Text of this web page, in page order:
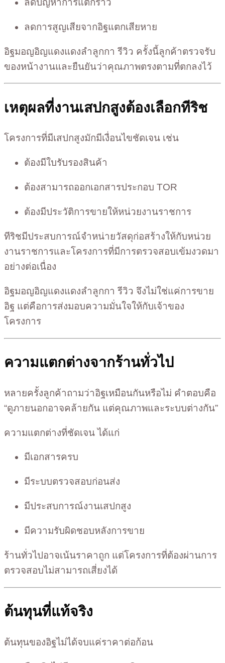
ลดปัญหาการแตกร้าว
ลดการสูญเสียจากอิฐแตกเสียหาย
อิฐมอญอิญแดงแดงลำลูกกา รีวิว ครั้งนี้ลูกค้าตรวจรับ
ของหน้างานและยืนยันว่าคุณภาพตรงตามที่ตกลงไว้
เหตุผลที่งานเสปกสูงต้องเลือกทีริช
โครงการที่มีเสปกสูงมักมีเงื่อนไขชัดเจน เช่น
ต้องมีใบรับรองสินค้า
ต้องสามารถออกเอกสารประกอบ TOR
ต้องมีประวัติการขายให้หน่วยงานราชการ
ทีริชมีประสบการณ์จำหน่ายวัสดุก่อสร้างให้กับหน่วย
งานราชการและโครงการที่มีการตรวจสอบเข้มงวดมา
อย่างต่อเนื่อง
อิฐมอญอิญแดงแดงลำลูกกา รีวิว จึงไม่ใช่แค่การขาย
อิฐ แต่คือการส่งมอบความมั่นใจให้กับเจ้าของ
โครงการ
ความแตกต่างจากร้านทั่วไป
หลายครั้งลูกค้าถามว่าอิฐเหมือนกันหรือไม่ คำตอบคือ
“ดูภายนอกอาจคล้ายกัน แต่คุณภาพและระบบต่างกัน”
ความแตกต่างที่ชัดเจน ได้แก่
มีเอกสารครบ
มีระบบตรวจสอบก่อนส่ง
มีประสบการณ์งานเสปกสูง
มีความรับผิดชอบหลังการขาย
ร้านทั่วไปอาจเน้นราคาถูก แต่โครงการที่ต้องผ่านการ
ตรวจสอบไม่สามารถเสี่ยงได้
ต้นทุนที่แท้จริง
ต้นทุนของอิฐไม่ได้จบแค่ราคาต่อก้อน